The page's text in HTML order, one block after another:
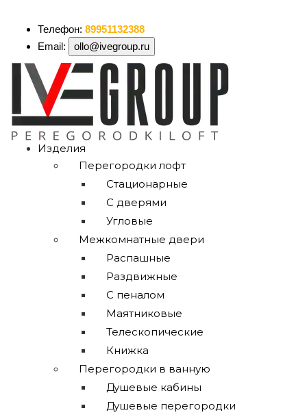
Телефон: 89951132388
Email:
ollo@ivegroup.ru
Изделия
Перегородки лофт
Стационарные
С дверями
Угловые
Межкомнатные двери
Распашные
Раздвижные
С пеналом
Маятниковые
Телескопические
Книжка
Перегородки в ванную
Душевые кабины
Душевые перегородки